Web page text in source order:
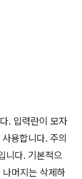
. 입력란이 모자
용합니다. 주의
니다. 기본적으
머지는 삭제하